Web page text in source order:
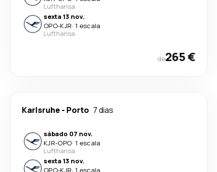
Lufthansa
sexta 13 nov.
OPO-KJR· 1 escala
Lufthansa
de265 €
Karlsruhe - Porto 7 dias
sábado 07 nov.
KJR-OPO· 1 escala
Lufthansa
sexta 13 nov.
OPO-KJR· 1 escala